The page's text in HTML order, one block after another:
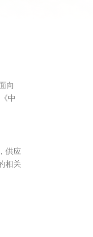
向
中
供应
相关